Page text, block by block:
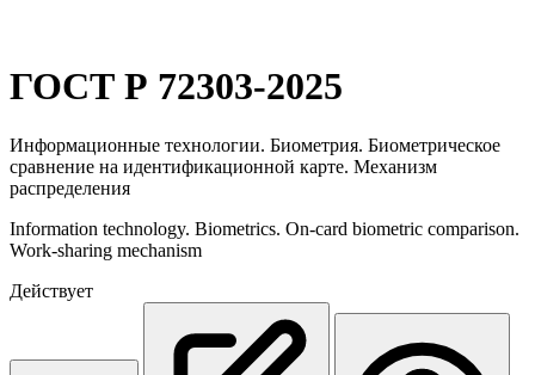
ГОСТ Р 72303-2025
Информационные технологии. Биометрия. Биометрическое
сравнение на идентификационной карте. Механизм
распределения
Information technology. Biometrics. On-card biometric comparison.
Work-sharing mechanism
Действует